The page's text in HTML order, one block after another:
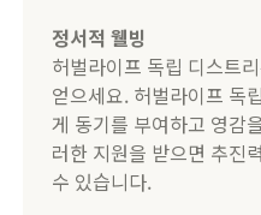
정서적 웰빙
허벌라이프 독립 디스트
얻으세요. 허벌라이프 독
게 동기를 부여하고 영감
러한 지원을 받으면 추진
수 있습니다.